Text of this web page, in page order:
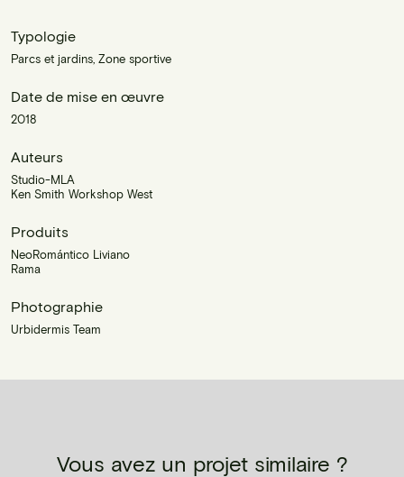
Typologie
Parcs et jardins, Zone sportive
Date de mise en œuvre
2018
Auteurs
Studio-MLA
Ken Smith Workshop West
Produits
NeoRomántico Liviano
Rama
Photographie
Urbidermis Team
Vous avez un projet similaire ?